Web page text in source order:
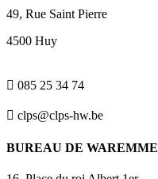
49, Rue Saint Pierre
4500 Huy
 085 25 34 74
 clps@clps-hw.be
BUREAU DE WAREMME